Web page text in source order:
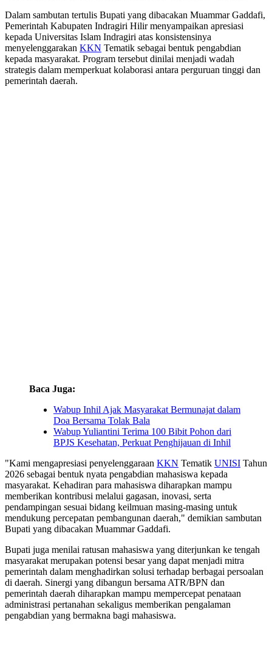
Dalam sambutan tertulis Bupati yang dibacakan Muammar Gaddafi,
Pemerintah Kabupaten Indragiri Hilir menyampaikan apresiasi
kepada Universitas Islam Indragiri atas konsistensinya
menyelenggarakan KKN Tematik sebagai bentuk pengabdian
kepada masyarakat. Program tersebut dinilai menjadi wadah
strategis dalam memperkuat kolaborasi antara perguruan tinggi dan
pemerintah daerah.
Baca Juga:
Wabup Inhil Ajak Masyarakat Bermunajat dalam
Doa Bersama Tolak Bala
Wabup Yuliantini Terima 100 Bibit Pohon dari
BPJS Kesehatan, Perkuat Penghijauan di Inhil
"Kami mengapresiasi penyelenggaraan KKN Tematik UNISI Tahun
2026 sebagai bentuk nyata pengabdian mahasiswa kepada
masyarakat. Kehadiran para mahasiswa diharapkan mampu
memberikan kontribusi melalui gagasan, inovasi, serta
pendampingan sesuai bidang keilmuan masing-masing untuk
mendukung percepatan pembangunan daerah," demikian sambutan
Bupati yang dibacakan Muammar Gaddafi.
Bupati juga menilai ratusan mahasiswa yang diterjunkan ke tengah
masyarakat merupakan potensi besar yang dapat menjadi mitra
pemerintah dalam menghadirkan solusi terhadap berbagai persoalan
di daerah. Sinergi yang dibangun bersama ATR/BPN dan
pemerintah daerah diharapkan mampu mempercepat penataan
administrasi pertanahan sekaligus memberikan pengalaman
pengabdian yang bermakna bagi mahasiswa.